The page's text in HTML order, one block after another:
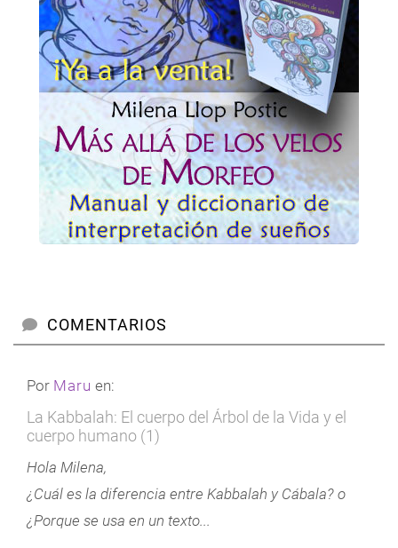
COMENTARIOS
Por Maru en:
La Kabbalah: El cuerpo del Árbol de la Vida y el
cuerpo humano (1)
Hola Milena,
¿Cuál es la diferencia entre Kabbalah y Cábala? o
¿Porque se usa en un texto...